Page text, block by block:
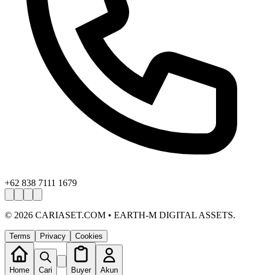
+62 838 7111 1679
© 2026 CARIASET.COM • EARTH-M DIGITAL ASSETS.
Terms Privacy Cookies
Home Cari Buyer Akun